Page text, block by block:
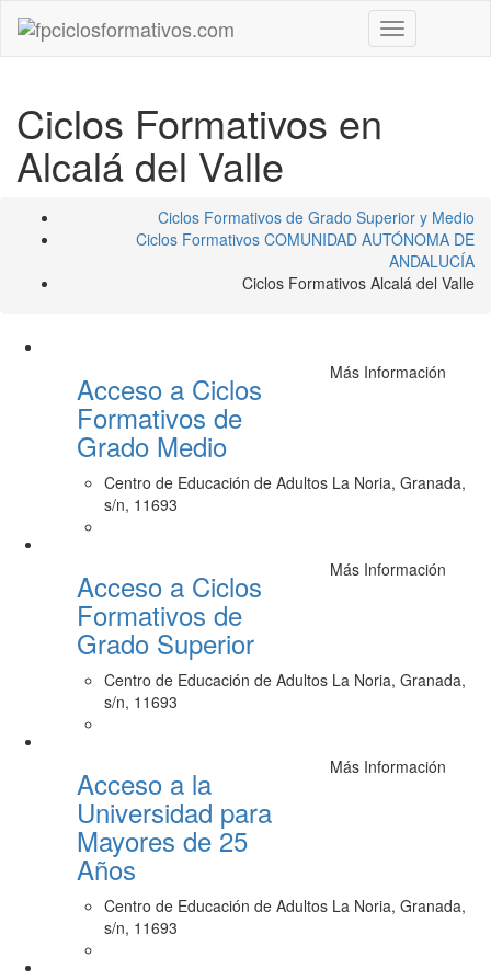
Toggle
navigation
Ciclos Formativos en
Alcalá del Valle
Ciclos Formativos de Grado Superior y Medio
Ciclos Formativos COMUNIDAD AUTÓNOMA DE
ANDALUCÍA
Ciclos Formativos Alcalá del Valle
Acceso a Ciclos
Formativos de
Grado Medio
Más Información
Centro de Educación de Adultos La Noria, Granada,
s/n, 11693
Acceso a Ciclos
Formativos de
Grado Superior
Más Información
Centro de Educación de Adultos La Noria, Granada,
s/n, 11693
Acceso a la
Universidad para
Mayores de 25
Años
Más Información
Centro de Educación de Adultos La Noria, Granada,
s/n, 11693